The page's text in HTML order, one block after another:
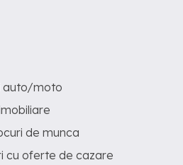
auto/moto
de munca
cu oferte de cazare